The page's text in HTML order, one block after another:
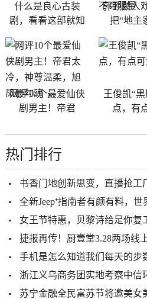
什么是良心古装
剧，看看这部就知
郭麒麟人
把“地主
网评10个最爱仙侠
剧男主！帝君
王俊凯“
点，有
热门排行
书香门地创新思变，直播抢工厂
全新Jeep⁺指南者有颜有料，
女王节特惠，贝黎诗给足你复
捷报再传！厨壹堂3.28两场线
手机是怎么知道我们每天的步
浙江义乌商务团实地考察中信
苏宁金融全民富苏节将邀美女